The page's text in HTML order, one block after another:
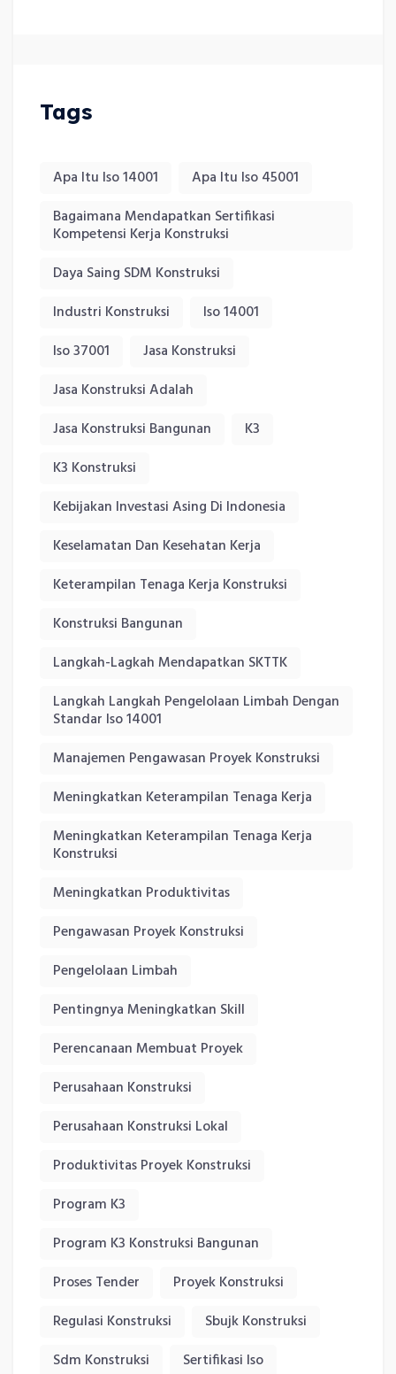
Tags
Apa Itu Iso 14001
Apa Itu Iso 45001
Bagaimana Mendapatkan Sertifikasi
Kompetensi Kerja Konstruksi
Daya Saing SDM Konstruksi
Industri Konstruksi
Iso 14001
Iso 37001
Jasa Konstruksi
Jasa Konstruksi Adalah
Jasa Konstruksi Bangunan
K3
K3 Konstruksi
Kebijakan Investasi Asing Di Indonesia
Keselamatan Dan Kesehatan Kerja
Keterampilan Tenaga Kerja Konstruksi
Konstruksi Bangunan
Langkah-Lagkah Mendapatkan SKTTK
Langkah Langkah Pengelolaan Limbah Dengan
Standar Iso 14001
Manajemen Pengawasan Proyek Konstruksi
Meningkatkan Keterampilan Tenaga Kerja
Meningkatkan Keterampilan Tenaga Kerja
Konstruksi
Meningkatkan Produktivitas
Pengawasan Proyek Konstruksi
Pengelolaan Limbah
Pentingnya Meningkatkan Skill
Perencanaan Membuat Proyek
Perusahaan Konstruksi
Perusahaan Konstruksi Lokal
Produktivitas Proyek Konstruksi
Program K3
Program K3 Konstruksi Bangunan
Proses Tender
Proyek Konstruksi
Regulasi Konstruksi
Sbujk Konstruksi
Sdm Konstruksi
Sertifikasi Iso